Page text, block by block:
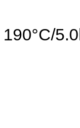
190°C/